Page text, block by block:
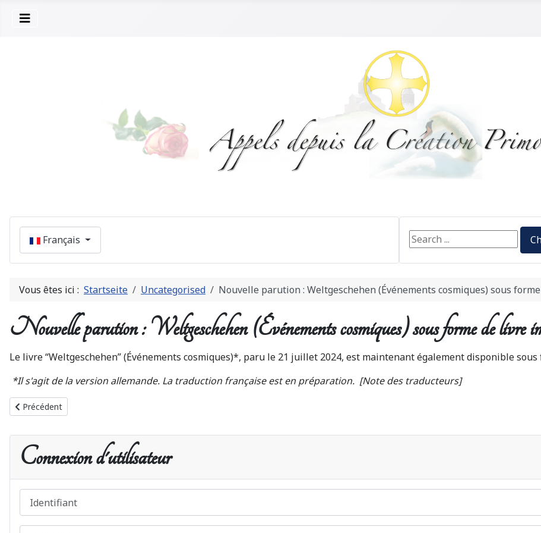
Sélectionnez votre langue
Français Search ...
Vous êtes ici : Startseite Uncategorised Nouvelle parution : Weltgeschehen (Événements cosmiques) sous
Nouvelle parution : Weltgeschehen (Événements cosmiques) sous forme de livre
Le livre “Weltgeschehen” (Événements cosmiques)*, paru le 21 juillet 2024, est maintenant également disponible
*Il s'agit de la version allemande. La traduction française est en préparation. [Note des traducteurs]
Article précédent : Annonce parution (en langue française) du livre "Un regard dans un autre monde et La défaillance de l'humanité"
Précédent
Connexion d'utilisateur
Identifiant